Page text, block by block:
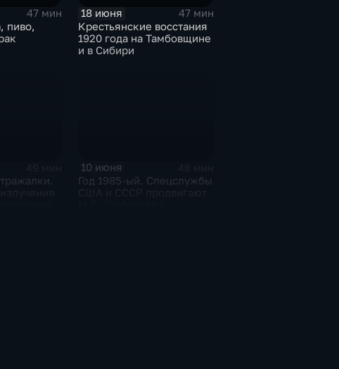
47 мин
пиво,
18 июня
47 мин
Крестьянские восстания
1920 года на Тамбовщине
и в Сибири
10 июня
Год 1985-ый. Спецслужбы